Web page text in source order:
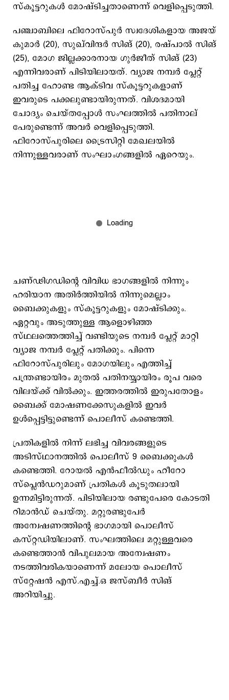
സ്കൂട്ടറുകള്‍ മോഷ്ടിച്ചതാണെന്ന് വെളിപ്പെടുത്തി.
പഞ്ചാബിലെ ഫിറോസ്പുര്‍ സ്വദേശികളായ അജയ്
കുമാര്‍ (20), സുഖ്‍വിന്ദര്‍ സിങ് (20), രഷ്പാല്‍ സിങ്
(25), മോഗ ജില്ലക്കാരനായ ഗുര്‍ജീത് സിങ് (23)
എന്നിവരാണ് പിടിയിലായത്. വ്യാജ നമ്പര്‍ പ്ലേറ്റ്
പതിച്ച ഹോണ്ട ആക്ടിവ സ്കൂട്ടറുകളാണ്
ഇവരുടെ പക്കലുണ്ടായിരുന്നത്. വിശദമായി
ചോദ്യം ചെയ്തപ്പോള്‍ സംഘത്തില്‍ പതിനാല്
പേരുണ്ടെന്ന് അവര്‍ വെളിപ്പെടുത്തി.
ഫിറോസ്പുരിലെ ട്രൈസിറ്റി മേഖലയില്‍
നിന്നുള്ളവരാണ് സംഘാംഗങ്ങളില്‍ ഏറെയും.
ചണ്ഢിഗഡിന്‍റെ വിവിധ ഭാഗങ്ങളില്‍ നിന്നും
ഹരിയാന അതിര്‍ത്തിയില്‍ നിന്നുമെല്ലാം
ബൈക്കുകളും സ്കൂട്ടറുകളും മോഷ്ടിക്കും.
ഏറ്റവും അടുത്തുള്ള ആളൊഴിഞ്ഞ
സ്ഥലത്തെത്തിച്ച് വണ്ടിയുടെ നമ്പര്‍ പ്ലേറ്റ് മാറ്റി
വ്യാജ നമ്പര്‍ പ്ലേറ്റ് പതിക്കും. പിന്നെ
ഫിറോസ്പുരിലും മോഗയിലും എത്തിച്ച്
പന്ത്രണ്ടായിരം മുതല്‍ പതിനയ്യായിരം രൂപ വരെ
വിലയ്ക്ക് വില്‍ക്കും. ഇത്തരത്തില്‍ ഇരുപതോളം
ബൈക്ക് മോഷണക്കേസുകളില്‍ ഇവര്‍
ഉള്‍പ്പെട്ടിട്ടുണ്ടെന്ന് പൊലീസ് കണ്ടെത്തി.
പ്രതികളില്‍ നിന്ന് ലഭിച്ച വിവരങ്ങളുടെ
അടിസ്ഥാനത്തില്‍ പൊലീസ് 9 ബൈക്കുകള്‍
കണ്ടെത്തി. റോയല്‍ എന്‍ഫീല്‍ഡും ഹീറോ
സ്പ്ലെന്‍ഡറുമാണ് പ്രതികള്‍ കൂടുതലായി
ഉന്നമിട്ടിരുന്നത്. പിടിയിലായ രണ്ടുപേരെ കോടതി
റിമാന്‍ഡ് ചെയ്തു. മറ്റുരണ്ടുപേര്‍
അന്വേഷണത്തിന്‍റെ ഭാഗമായി പൊലീസ്
കസ്റ്റഡിയിലാണ്. സംഘത്തിലെ മറ്റുള്ളവരെ
കണ്ടെത്താന്‍ വിപുലമായ അന്വേഷണം
നടത്തിവരികയാണെന്ന് മലോയ പൊലീസ്
സ്റ്റേഷന്‍ എസ്.എച്ച്.ഒ ജസ്ബീര്‍ സിങ്
അറിയിച്ചു.